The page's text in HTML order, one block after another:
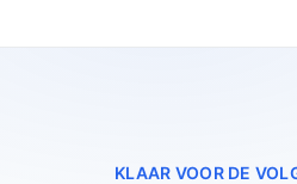
KLAAR VOOR DE